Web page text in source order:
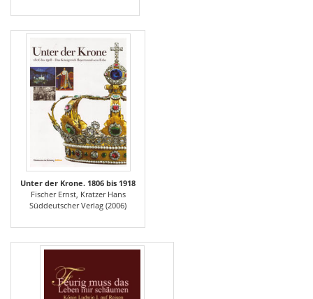
Unter der Krone. 1806 bis 1918
Fischer Ernst, Kratzer Hans
Süddeutscher Verlag (2006)